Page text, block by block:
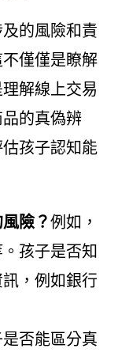
的風險和責
僅僅是瞭解
解線上交易
的真偽辨
孩子認知能
險？例如，
孩子是否知
，例如銀行
否能區分真